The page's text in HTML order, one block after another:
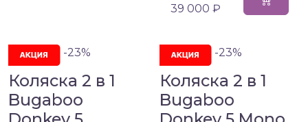
39 000 ₽
-23%
Коляска 2 в 1
Bugaboo
-23%
Коляска 2 в 1
Bugaboo